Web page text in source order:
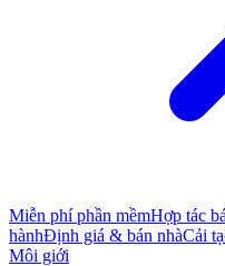
Miễn phí phần mềmHợp tác
hànhĐịnh giá & bán nhàCải
Môi giới